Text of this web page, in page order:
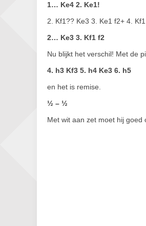
1… Ke4 2. Ke1!
2. Kf1?? Ke3 3. Ke1 f2+ 4.
2… Ke3 3. Kf1 f2
Nu blijkt het verschil! Met de
4. h3 Kf3 5. h4 Ke3 6. h5
en het is remise.
½ – ½
Met wit aan zet moet hij goed